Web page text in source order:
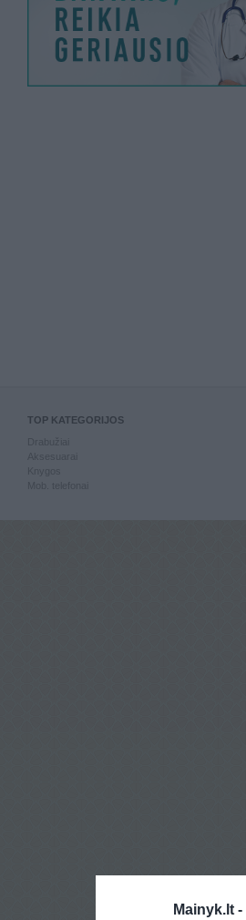
Mainyk.lt -
TOP KATEGORIJOS
Knygos
Mob. telefonai